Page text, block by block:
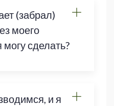
(забрал)
моего
сделать?
и я